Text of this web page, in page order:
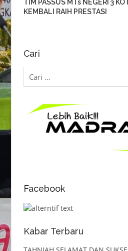
TIM PASSUS MTs NEGERI 3
KEMBALI RAIH PRESTASI
Cari
Cari
untuk:
Facebook
Kabar Terbaru